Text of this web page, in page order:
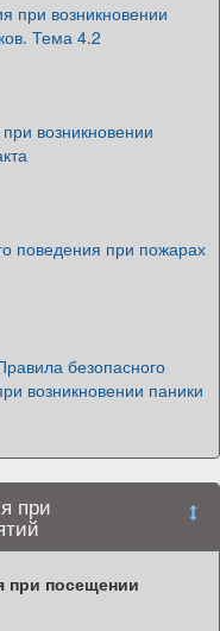
при возникновении
Тема 4.2
возникновении
поведения при пожарах
безопасного
возникновении паники
при
при посещении